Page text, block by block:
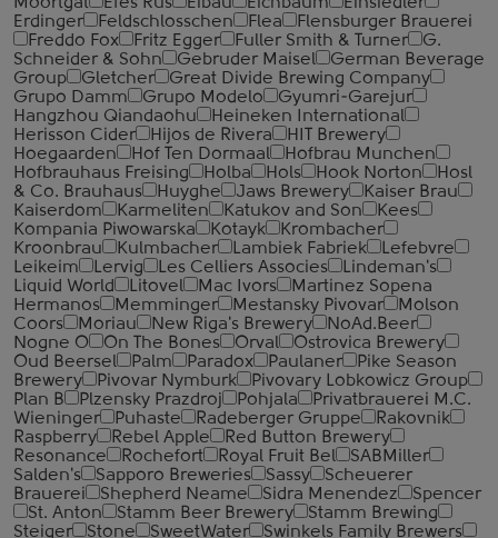
Erdinger
Feldschlosschen Flea
Flensburger Brauerei
Freddo Fox
Fritz Egger Fuller Smith & Turner
G.
Schneider & Sohn
Gebruder Maisel
German Beverage
Group
Gletcher
Great Divide Brewing Company
Grupo Damm
Grupo Modelo
Gyumri-Garejur
Hangzhou Qiandaohu
Heineken International
Herisson Cider
Hijos de Rivera
HIT Brewery
Hoegaarden
Hof Ten Dormaal
Hofbrau Munchen
Hofbrauhaus Freising
Holba Hols Hook Norton
Hosl
& Co. Brauhaus
Huyghe Jaws Brewery
Kaiser Brau
Kaiserdom
Karmeliten Katukov and Son
Kees
Kompania Piwowarska
Kotayk
Krombacher
Kroonbrau
Kulmbacher Lambiek Fabriek
Lefebvre
Leikeim
Lervig Les Celliers Associes
Lindeman's
Liquid World
Litovel Mac Ivors
Martinez Sopena
Hermanos
Memminger Mestansky Pivovar
Molson
Coors
Moriau New Riga's Brewery
NoAd.Beer
Nogne O
On The Bones Orval
Ostrovica Brewery
Oud Beersel
Palm Paradox Paulaner
Pike Season
Brewery
Pivovar Nymburk
Pivovary Lobkowicz Group
Plan B
Plzensky Prazdroj Pohjala
Privatbrauerei M.C.
Wieninger
Puhaste Radeberger Gruppe
Rakovnik
Raspberry
Rebel Apple
Red Button Brewery
Resonance
Rochefort Royal Fruit Bel
SABMiller
Salden's
Sapporo Breweries Sassy
Scheuerer
Brauerei
Shepherd Neame Sidra Menendez
Spencer
St. Anton
Stamm Beer Brewery
Stamm Brewing
Steiger
Stone SweetWater
Swinkels Family Brewers